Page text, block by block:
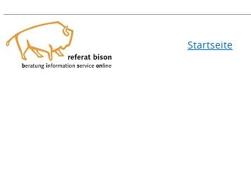
Startseite